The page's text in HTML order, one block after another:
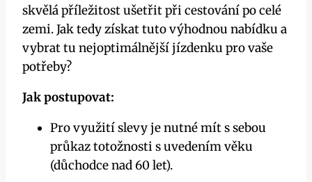
skvělá příležitost ušetřit při cestování po celé
zemi. Jak tedy získat tuto výhodnou nabídku a
vybrat tu nejoptimálnější jízdenku pro vaše
potřeby?
Jak postupovat:
Pro využití slevy je nutné mít s sebou
průkaz totožnosti s uvedením věku
(důchodce nad 60 let).